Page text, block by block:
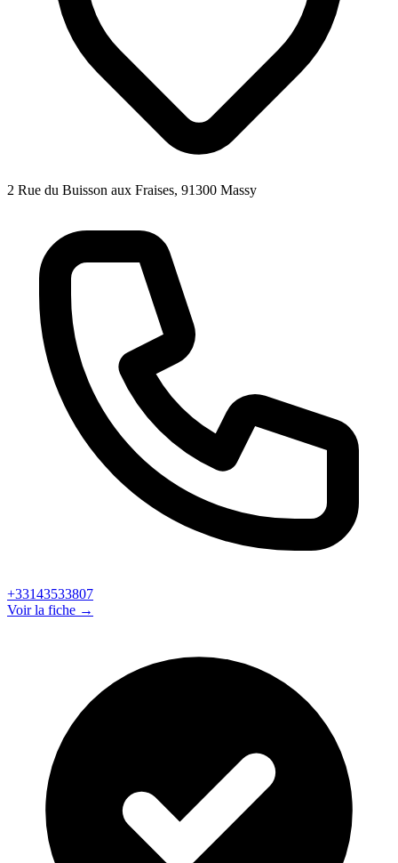
2 Rue du Buisson aux Fraises, 91300 Massy
+33143533807
Voir la fiche →